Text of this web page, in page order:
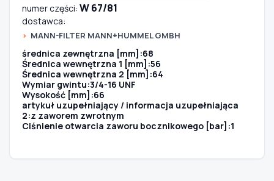
Szukaj pasujących części
Anuluj
numer części: W 67/81
dostawca:
MANN-FILTER MANN+HUMMEL GMBH
średnica zewnętrzna [mm]:68
Średnica wewnętrzna 1 [mm]:56
Średnica wewnętrzna 2 [mm]:64
Wymiar gwintu:3/4-16 UNF
Wysokość [mm]:66
artykuł uzupełniający / informacja uzupełniająca
2:z zaworem zwrotnym
Ciśnienie otwarcia zaworu bocznikowego [bar]:1